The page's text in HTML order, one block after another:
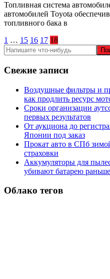
Топливная система
автомобилей Toyota
топливного бака в
Пагинация
записей
1 … 15 16 17 18
Свежие записи
Воздушные фильтры и
как продлить ресурс
Сроки организации
первых результатов
От аукциона до
Японии под заказ
Прокат авто в СПб
страховки
Аккумуляторы для
убивают батарею
Облако тегов